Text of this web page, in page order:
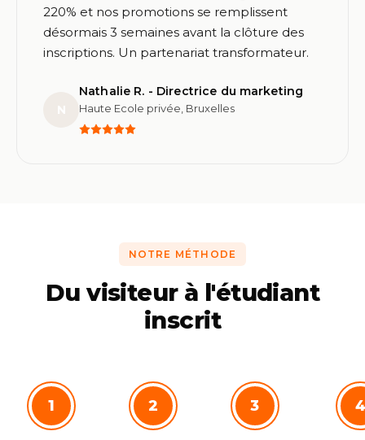
220% et nos promotions se remplissent
désormais 3 semaines avant la clôture des
inscriptions. Un partenariat transformateur.
N
Nathalie R. - Directrice du marketing
Haute Ecole privée, Bruxelles
NOTRE MÉTHODE
Du visiteur à l'étudiant
inscrit
1 2 3 4